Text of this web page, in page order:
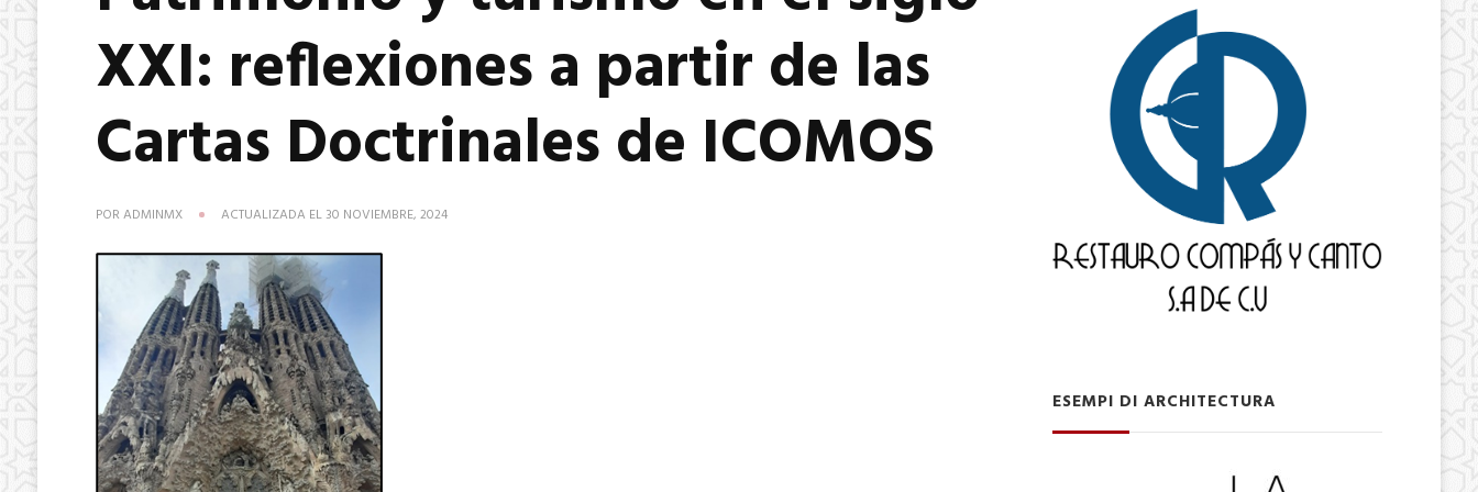
XXI: reflexiones a partir de las
Cartas Doctrinales de ICOMOS
POR ADMINMX ACTUALIZADA EL 30 NOVIEMBRE, 2024
ESEMPI DI ARCHITECTURA